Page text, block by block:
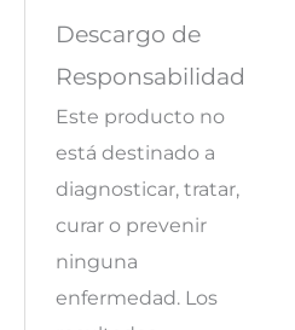
Descargo de
Responsabilidad
Este producto no
está destinado a
diagnosticar, tratar,
curar o prevenir
ninguna
enfermedad. Los